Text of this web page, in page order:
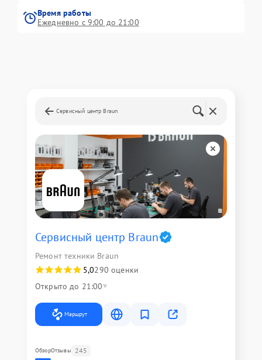
Время работы
Ежедневно с 9:00 до 21:00
Сервисный центр Braun
Сервисный центр Braun
Ремонт техники Braun
5,0290 оценки
Открыто до 21:00
Маршрут
ОбзорОтзывы 245